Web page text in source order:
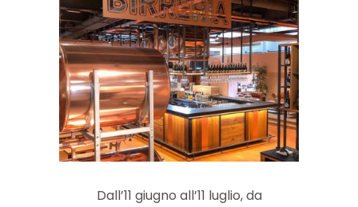
Dall’11 giugno all’11 luglio, da